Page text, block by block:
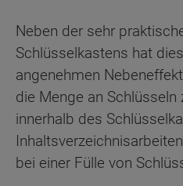
Neben der sehr
Schlüsselkastens hat
angenehmen
die Menge an
innerhalb des
bei einer Fülle von